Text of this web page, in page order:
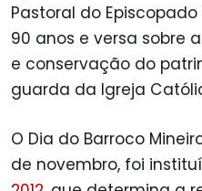
Pastoral do
90 anos e versa sobre
e conservação do
guarda da Igreja
O Dia do Barroco
de novembro, foi